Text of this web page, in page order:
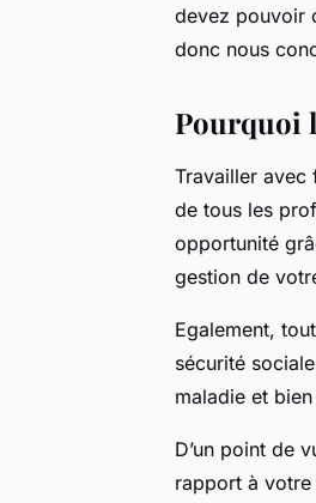
devez pouvoir
donc nous
Pourquoi
Travailler avec
de tous les
opportunité
gestion de
Egalement,
sécurité
maladie et bien
D’un point de
rapport à votre